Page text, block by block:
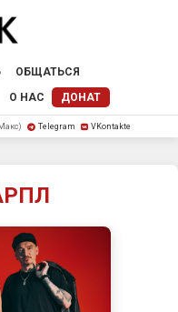
ОБЩАТЬСЯ
О НАС ДОНАТ
Telegram VKontakte